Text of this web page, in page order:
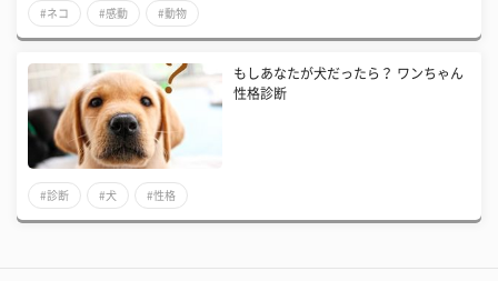
#ネコ #感動 #動物
もしあなたが犬だったら？ ワンちゃん
性格診断
#診断 #犬 #性格